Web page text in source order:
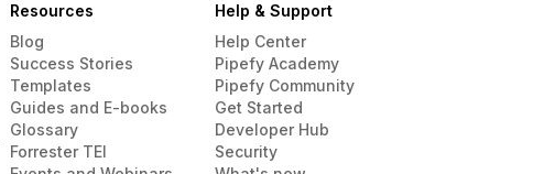
Resources
Blog
Success Stories
Templates
Guides and E-books
Glossary
Forrester TEI
Help & Support
Help Center
Pipefy Academy
Pipefy Community
Get Started
Developer Hub
Security